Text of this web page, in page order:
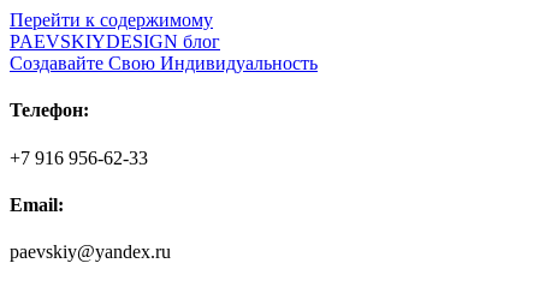
Перейти к содержимому
PAEVSKIYDESIGN блог
Создавайте Свою Индивидуальность
Телефон:
+7 916 956-62-33
Email:
paevskiy@yandex.ru